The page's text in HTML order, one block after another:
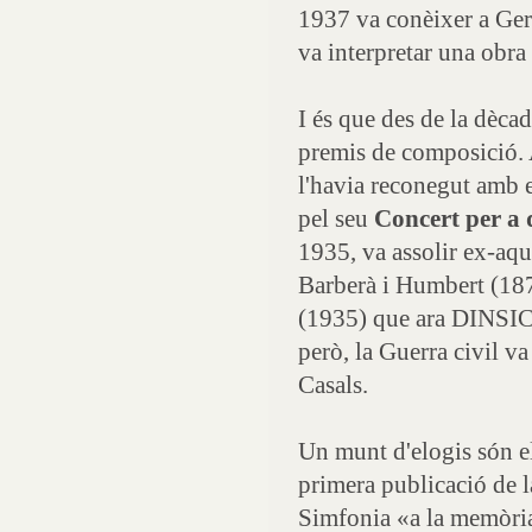
1937 va conèixer a
va interpretar una obra
I és que des de la
premis de
l'havia reconegut amb
pel seu Concert per a
1935, va assolir ex-
Barberà i Humbert
(1935) que ara
però, la Guerra civil
Casals.
Un munt d'elogis són
primera publicació de
Simfonia «a la